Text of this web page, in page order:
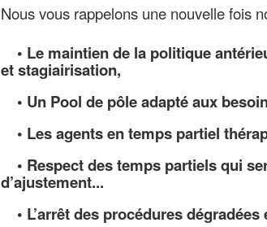
Nous vous rappelons une nouvelle fois
• Le maintien de la politique
et stagiairisation,
• Un Pool de pôle adapté aux
• Les agents en temps partiel
• Respect des temps partiels qui
d’ajustement...
• L’arrêt des procédures